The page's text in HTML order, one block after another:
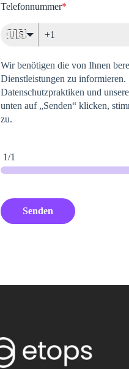
Telefonnummer*
🇺🇸
Wir benötigen die von Ihnen
Dienstleistungen zu
Datenschutzpraktiken und
unten auf „Senden“ klicken,
zu.
1/1
Senden